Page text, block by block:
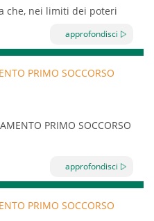
che, nei limiti dei poteri
alla natura dell’incarico
lavorativa e garantisce
da parte dei
2025, in attuazione
81/2008, prevede che
ai propri compiti in
luogo di lavoro, uno
rispetto alla
in qualità di
approfondisci
PRIMO SOCCORSO
PRIMO SOCCORSO
soccorso:Come
approfondisci
PRIMO SOCCORSO